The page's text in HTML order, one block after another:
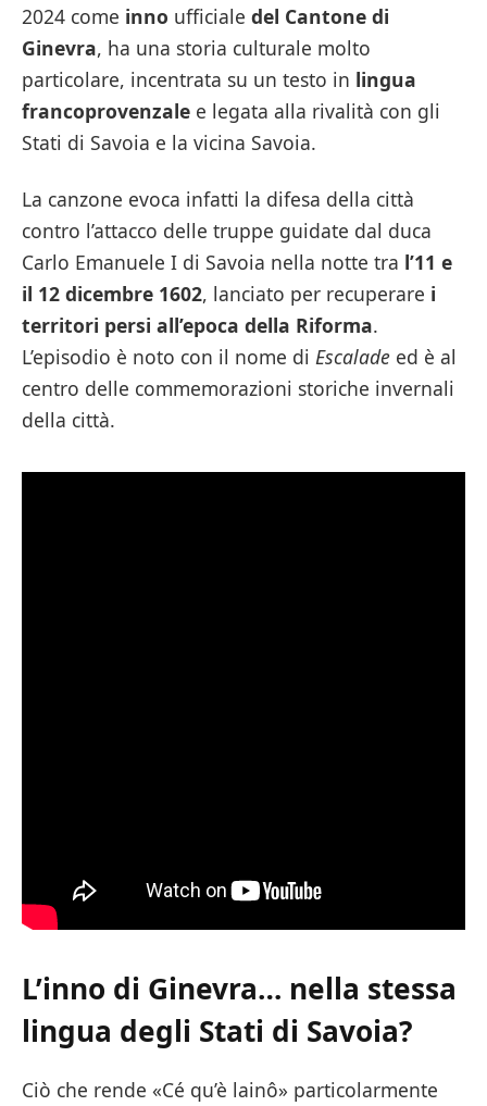
2024 come inno ufficiale del Cantone di
Ginevra, ha una storia culturale molto
particolare, incentrata su un testo in lingua
francoprovenzale e legata alla rivalità con gli
Stati di Savoia e la vicina Savoia.
La canzone evoca infatti la difesa della città
contro l’attacco delle truppe guidate dal duca
Carlo Emanuele I di Savoia nella notte tra l’11 e
il 12 dicembre 1602, lanciato per recuperare i
territori persi all’epoca della Riforma.
L’episodio è noto con il nome di Escalade ed è al
centro delle commemorazioni storiche invernali
della città.
L’inno di Ginevra… nella stessa
lingua degli Stati di Savoia?
Ciò che rende «Cé qu’è lainô» particolarmente